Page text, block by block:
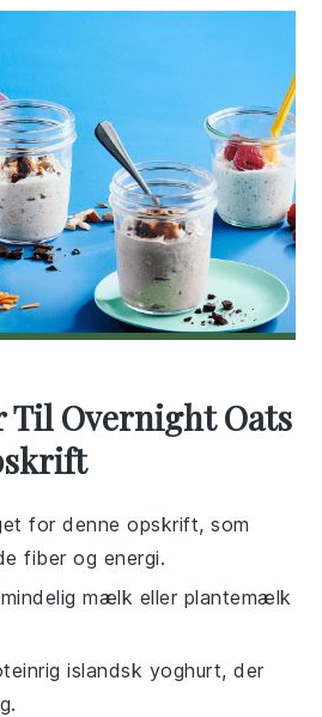
Til Overnight Oats
for denne opskrift, som
fiber og energi.
mælk eller plantemælk
islandsk yoghurt, der